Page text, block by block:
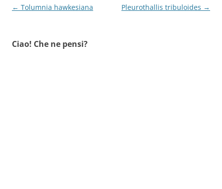
Navigazione
← Tolumnia hawkesiana Pleurothallis tribuloides →
Ciao! Che ne pensi?